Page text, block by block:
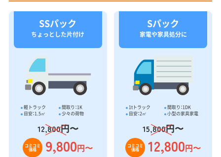
SSパック
ちょっとした片付け
軽トラック
間取り：1K
目安：1.5㎥
少々の荷物
12,800円〜
コミコミ
価格 9,800円〜
Sパック
家電や家具処分に
1tトラック
間取り：1DK
目安：2㎥
小型の家具家電
15,800円〜
コミコミ
価格 12,800円〜